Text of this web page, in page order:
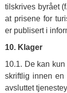
tilskrives byrået
at prisene for
er publisert i
10. Klager
10.1. De kan
skriftlig innen en
avsluttet